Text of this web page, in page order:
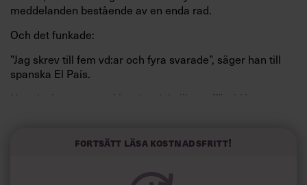
meddelanden bestående av en enda rad.
Och det funkade:
”Jag skrev till fem vd:ar och fyra svarade”, säger han till
spanska El País.
Horwitz har nu utvecklat sitt trick till en affärsidé: appen
kortfattat slarviga vd-stilen.
Fortsätt läsa kostnadsfritt!